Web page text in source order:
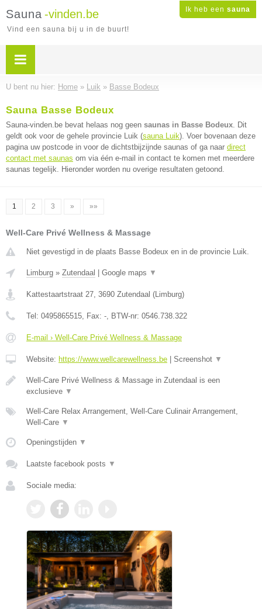
Ik heb een sauna
Sauna -vinden.be
Vind een sauna bij u in de buurt!
U bent nu hier: Home » Luik » Basse Bodeux
Sauna Basse Bodeux
Sauna-vinden.be bevat helaas nog geen saunas in Basse Bodeux. Dit
geldt ook voor de gehele provincie Luik (sauna Luik). Voer bovenaan deze
pagina uw postcode in voor de dichtstbijzijnde saunas of ga naar direct
contact met saunas om via één e-mail in contact te komen met meerdere
saunas tegelijk. Hieronder worden nu overige resultaten getoond.
1 2 3 » »»
Well-Care Privé Wellness & Massage
Niet gevestigd in de plaats Basse Bodeux en in de provincie Luik.
Limburg » Zutendaal Google maps ▼
Kattestaartstraat 27, 3690 Zutendaal (Limburg)
Tel: 0495865515, Fax: -, BTW-nr: 0546.738.322
E-mail › Well-Care Privé Wellness & Massage
Website: https://www.wellcarewellness.be Screenshot ▼
Well-Care Privé Wellness & Massage in Zutendaal is een
exclusieve ▼
Well-Care Relax Arrangement, Well-Care Culinair Arrangement,
Well-Care ▼
Openingstijden ▼
Laatste facebook posts ▼
Sociale media: